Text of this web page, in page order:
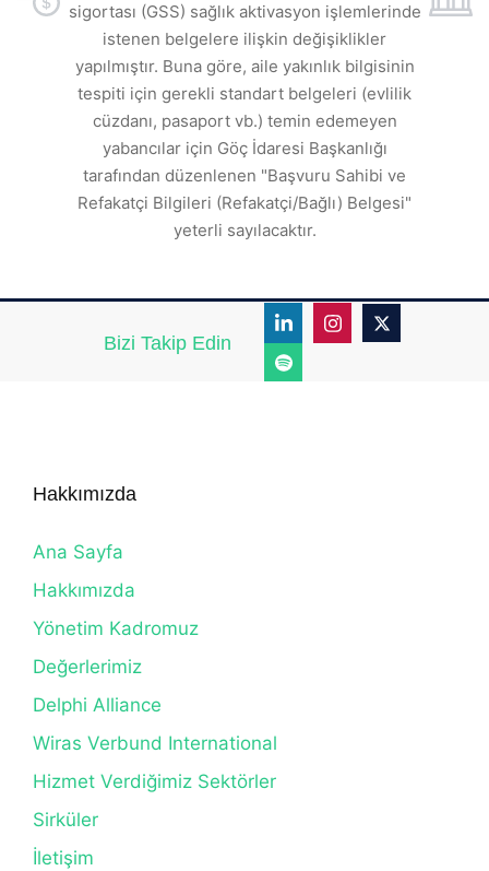
sigortası (GSS) sağlık aktivasyon işlemlerinde
istenen belgelere ilişkin değişiklikler
yapılmıştır. Buna göre, aile yakınlık bilgisinin
tespiti için gerekli standart belgeleri (evlilik
cüzdanı, pasaport vb.) temin edemeyen
yabancılar için Göç İdaresi Başkanlığı
tarafından düzenlenen "Başvuru Sahibi ve
Refakatçi Bilgileri (Refakatçi/Bağlı) Belgesi"
yeterli sayılacaktır.
Bizi Takip Edin
Hakkımızda
Ana Sayfa
Hakkımızda
Yönetim Kadromuz
Değerlerimiz
Delphi Alliance
Wiras Verbund International
Hizmet Verdiğimiz Sektörler
Sirküler
İletişim